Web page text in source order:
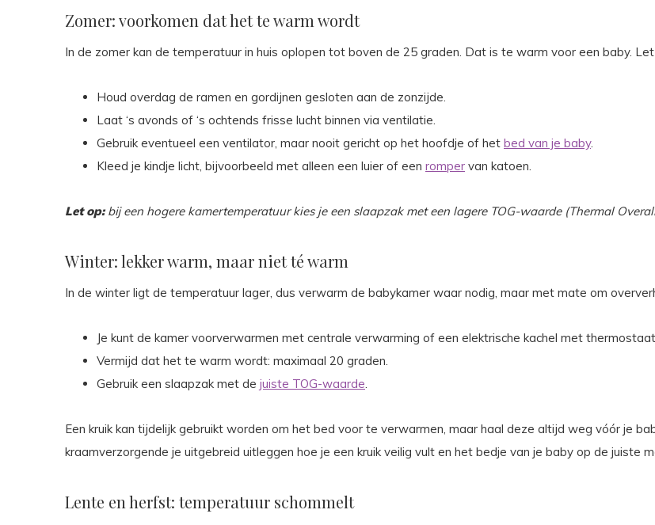
Zomer: voorkomen dat het te warm wordt
In de zomer kan de temperatuur in huis oplopen tot boven de 25 graden. Dat is te warm voor een baby.
Houd overdag de ramen en gordijnen gesloten aan de zonzijde.
Laat ‘s avonds of ‘s ochtends frisse lucht binnen via ventilatie.
Gebruik eventueel een ventilator, maar nooit gericht op het hoofdje of het bed van je baby.
Kleed je kindje licht, bijvoorbeeld met alleen een luier of een romper van katoen.
Let op:bij een hogere kamertemperatuur kies je een slaapzak met een lagere TOG-waarde (Thermal
Winter: lekker warm, maar niet té warm
In de winter ligt de temperatuur lager, dus verwarm de babykamer waar nodig, maar met mate om
Je kunt de kamer voorverwarmen met centrale verwarming of een elektrische kachel met
Vermijd dat het te warm wordt: maximaal 20 graden.
Gebruik een slaapzak met de juiste TOG-waarde.
Een kruik kan tijdelijk gebruikt worden om het bed voor te verwarmen, maar haal deze altijd weg vóór je
kraamverzorgende je uitgebreid uitleggen hoe je een kruik veilig vult en het bedje van je baby op de juiste
Lente en herfst: temperatuur schommelt